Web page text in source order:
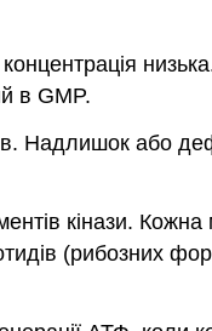
в GMP.
Надлишок або
кінази.
(рибозних